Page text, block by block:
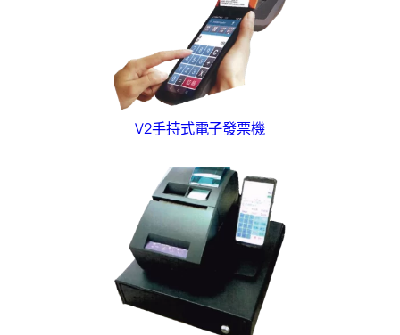
V2手持式電子發票機